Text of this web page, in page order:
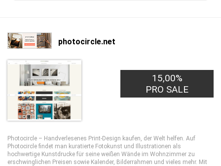
photocircle.net
15,00%
PRO SALE
Photocircle – Handverlesenes Print-Design kaufen, der Welt helfen. Auf
Photocircle findet man kuratierte Fotokunst und Illustrationen als
hochwertige Kunstdrucke für seine weißen Wände im Wohnzimmer zu
erschwinglichen Preisen sowie Kalender, Bilderrahmen und vieles mehr. Mit